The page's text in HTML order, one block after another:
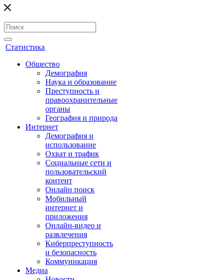
Статистика
Общество
Демография
Наука и образование
Преступность и
правоохранительные
органы
География и природа
Интернет
Демография и
использование
Охват и трафик
Социальные сети и
пользовательский
контент
Онлайн поиск
Мобильный
интернет и
приложения
Онлайн-видео и
развлечения
Киберпреступность
и безопасность
Коммуникация
Медиа